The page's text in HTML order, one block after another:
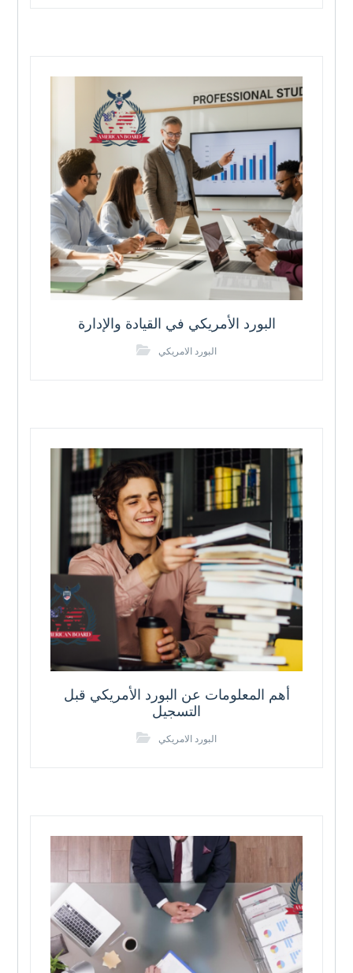
البورد الأمريكي في القيادة والإدارة
البورد الامريكي
أهم المعلومات عن البورد الأمريكي قبل
التسجيل
البورد الامريكي